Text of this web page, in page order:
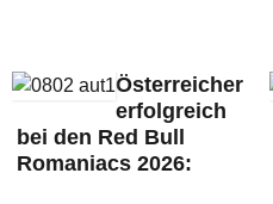
Österreicher
erfolgreich
bei den Red Bull
Romaniacs 2026: